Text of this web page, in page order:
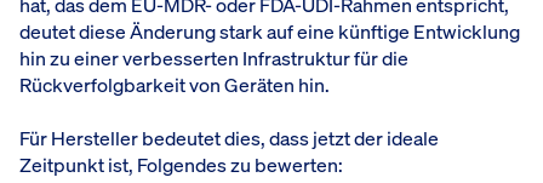
deutet diese Änderung stark auf eine künftige Entwicklung
hin zu einer verbesserten Infrastruktur für die
Rückverfolgbarkeit von Geräten hin.
Für Hersteller bedeutet dies, dass jetzt der ideale
Zeitpunkt ist, Folgendes zu bewerten: